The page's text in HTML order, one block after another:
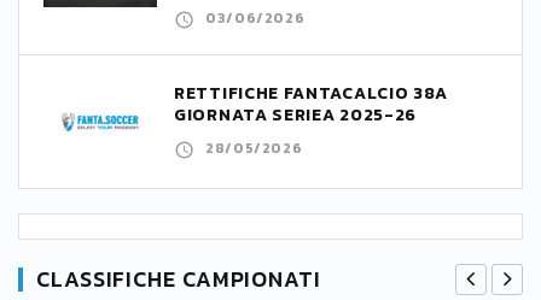
03/06/2026
RETTIFICHE FANTACALCIO 38A
GIORNATA SERIEA 2025-26
28/05/2026
CLASSIFICHE CAMPIONATI